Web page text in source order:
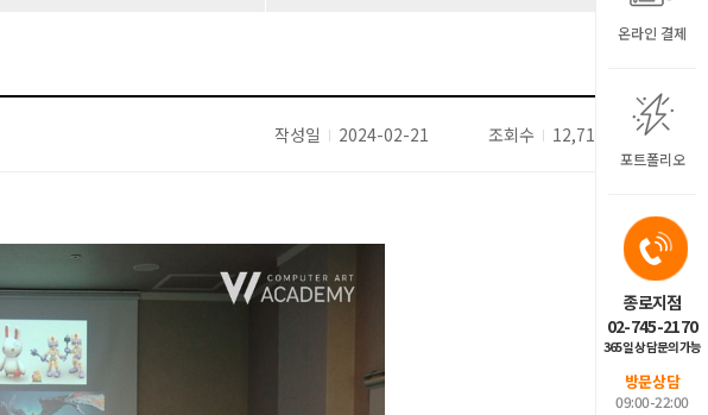
온라인 결제
포트폴리오
종로지점
02-745-2170
365일 상담문의가능
방문상담
09:00-22:00
작성일 2024-02-21 조회수 12,714